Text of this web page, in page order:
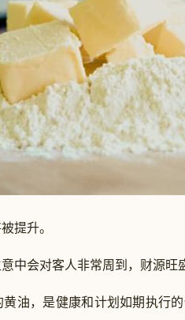
提升。
会对客人非常周到，财源旺
，是健康和计划如期执行的